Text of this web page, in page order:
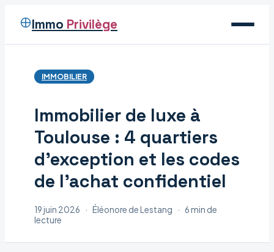
Immo Privilège
Voyage
Maison
Déco
IMMOBILIER
Immobilier de luxe à
Toulouse : 4 quartiers
d’exception et les codes
de l’achat confidentiel
19 juin 2026 · Éléonore de Lestang · 6 min de
lecture